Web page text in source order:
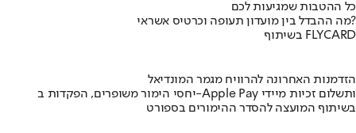
כל ההטבות שמגיעות לכם
מה ההבדל בין מועדון תעופה וכרטיס אשראי?
בשיתוף FLYCARD
הזדמנות האחרונה להרוויח מגמר המונדיאל
יחסי הימור משופרים, הפקדות ב-Apple Pay ותשלום זכיות מיידי
בשיתוף המועצה להסדר ההימורים בספורט